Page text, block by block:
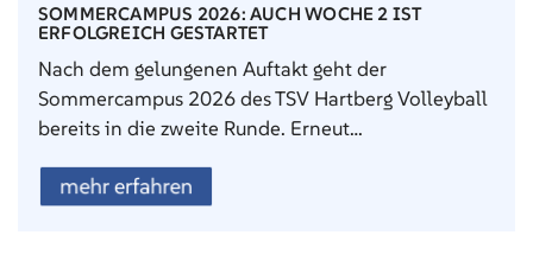
SOMMERCAMPUS 2026: AUCH WOCHE 2 IST
ERFOLGREICH GESTARTET
Nach dem gelungenen Auftakt geht der
Sommercampus 2026 des TSV Hartberg Volleyball
bereits in die zweite Runde. Erneut…
mehr erfahren